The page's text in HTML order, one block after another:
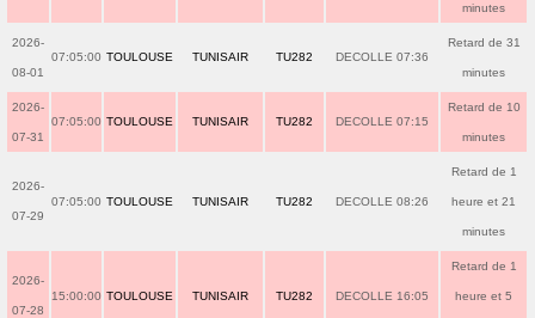
minutes
2026-
08-01
07:05:00 TOULOUSE TUNISAIR TU282 DECOLLE 07:36
Retard de 31
minutes
2026-
07-31
07:05:00 TOULOUSE TUNISAIR TU282 DECOLLE 07:15
Retard de 10
minutes
2026-
07-29
07:05:00 TOULOUSE TUNISAIR TU282 DECOLLE 08:26
Retard de 1
heure et 21
minutes
2026-
07-28
15:00:00 TOULOUSE TUNISAIR TU282 DECOLLE 16:05
Retard de 1
heure et 5